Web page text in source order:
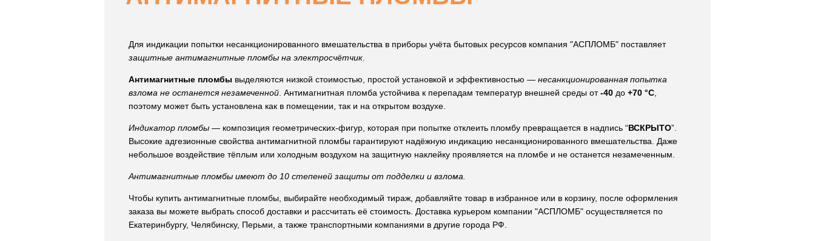
Для индикации попытки несанкционированного вмешательства в приборы учёта бытовых ресурсов компания "АСПЛОМБ" поставляет
защитные антимагнитные пломбы на электросчётчик.
Антимагнитные пломбы выделяются низкой стоимостью, простой установкой и эффективностью — несанкционированная попытка
взлома не останется незамеченной. Антимагнитная пломба устойчива к перепадам температур внешней среды от-40 до +70 °C,
поэтому может быть установлена как в помещении, так и на открытом воздухе.
Индикатор пломбы — композиция геометрических-фигур, которая при попытке отклеить пломбу превращается в надпись “ВСКРЫТО”.
Высокие адгезионные свойства антимагнитной пломбы гарантируют надёжную индикацию несанкционированного вмешательства. Даже
небольшое воздействие тёплым или холодным воздухом на защитную наклейку проявляется на пломбе и не останется незамеченным.
Антимагнитные пломбы имеют до 10 степеней защиты от подделки и взлома.
Чтобы купить антимагнитные пломбы, выбирайте необходимый тираж, добавляйте товар в избранное или в корзину, после оформления
заказа вы можете выбрать способ доставки и рассчитать её стоимость. Доставка курьером компании "АСПЛОМБ" осуществляется по
Екатеринбургу, Челябинску, Перьми, а также транспортными компаниями в другие города РФ.